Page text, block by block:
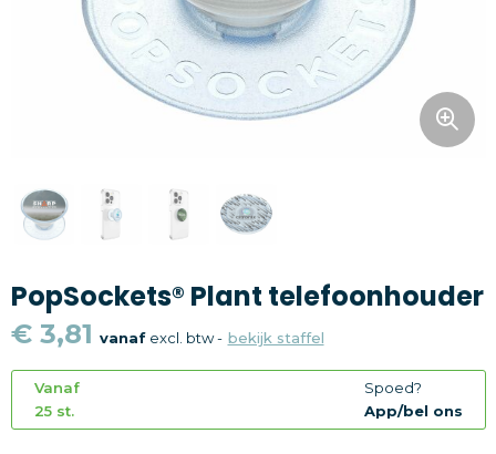
Snoepgoed
Home en living
Kantoorartikelen
Gadgets
Textiel
Thema
Merken
PopSockets® Plant telefoonhouder
€ 3,81 vanafexcl. btw - bekijk staffel
Vanaf
25 st.
Spoed?
App/bel ons